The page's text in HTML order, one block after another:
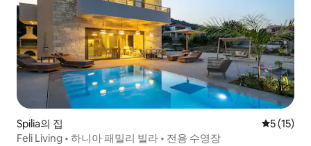
Spilia의 집 평점 5점
5 (15)
Feli Living • 하니아 패밀리 빌라 • 전용 수영장